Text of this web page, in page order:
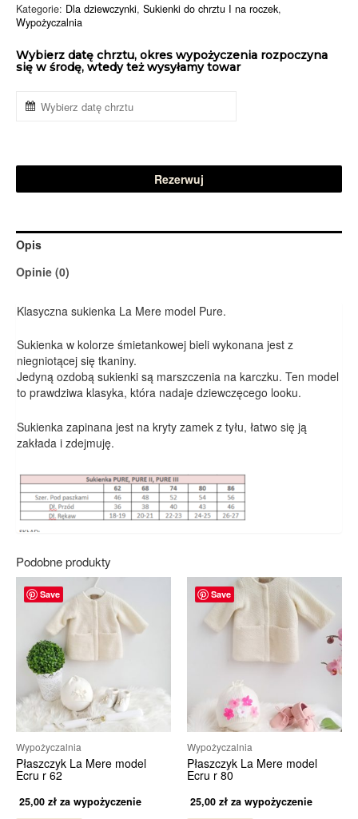
Wybierz datę chrztu, okres wypożyczenia rozpoczyna
się w środę, wtedy też wysyłamy towar
Rezerwuj
Kategorie: Dla dziewczynki, Sukienki do chrztu I na roczek,
Wypożyczalnia
Opis
Opinie (0)
Klasyczna sukienka La Mere model Pure.
Sukienka w kolorze śmietankowej bieli wykonana jest z
niegniotącej się tkaniny.
Jedyną ozdobą sukienki są marszczenia na karczku. Ten model
to prawdziwa klasyka, która nadaje dziewczęcego looku.
Sukienka zapinana jest na kryty zamek z tyłu, łatwo się ją
zakłada i zdejmuję.
Podobne produkty
Save
Wypożyczalnia
Płaszczyk La Mere model
Ecru r 62
25,00 zł za wypożyczenie
Save
Wypożyczalnia
Płaszczyk La Mere model
Ecru r 80
25,00 zł za wypożyczenie